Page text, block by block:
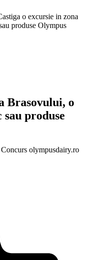
o excursie in zona
produse Olympus
Brasovului, o
produse
olympusdairy.ro